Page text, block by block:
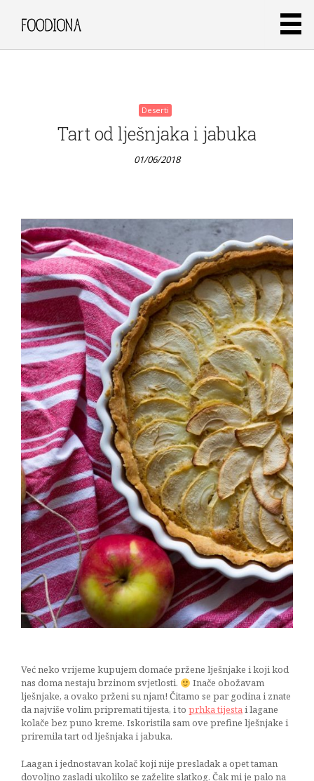
Deserti
Banana
bread s
jabukama
01/06/2018
Deserti
Tart od lješnjaka i jabuka
01/06/2018
Već neko vrijeme kupujem domaće pržene lješnjake i koji kod
nas doma nestaju brzinom svjetlosti.
Inače obožavam
lješnjake, a ovako prženi su njam! Čitamo se par godina i znate
da najviše volim pripremati tijesta, i to prhka tijestai lagane
kolače bez puno kreme. Iskoristila sam ove prefine lješnjake i
priremila tart od lješnjaka i jabuka.
Laagan i jednostavan kolač koji nije presladak a opet taman
dovoljno zasladi ukoliko se zaželite slatkog. Čak mi je palo na